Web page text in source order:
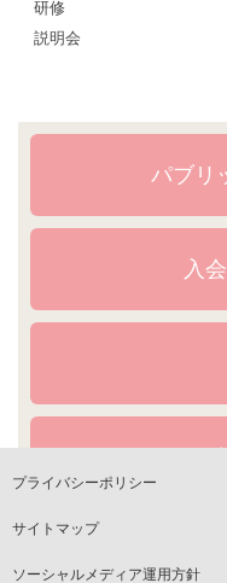
研修
説明会
パブリ
入
プライバシーポリシー
サイトマップ
ソーシャルメディア運用方針